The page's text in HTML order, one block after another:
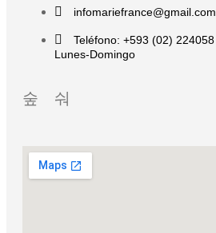
infomariefrance@gmail.com
Teléfono: +593 (02) 224058
Lunes-Domingo